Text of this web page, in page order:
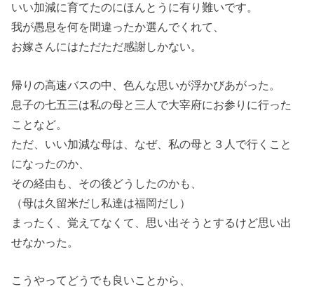
いい加減に育てたのにほんとうに有り難いです。
我が愚息を何を間違ったか選んでくれて、
お嫁さんにはただただ感謝しかない。
帰りの高速バスの中、色んな思いが浮かびあがった。
息子の七五三は私の母と三人で大宰府にお参りに行った
ことなど。
ただ、いい加減な母は、なぜ、私の母と３人で行くこと
になったのか、
その経由も、その後どうしたのかも、
（母は久留米だし私達は福岡だし）
まったく、覚えてなくて、思い出そうとするけど思い出
せなかった。
こうやってどうでも良いことから、